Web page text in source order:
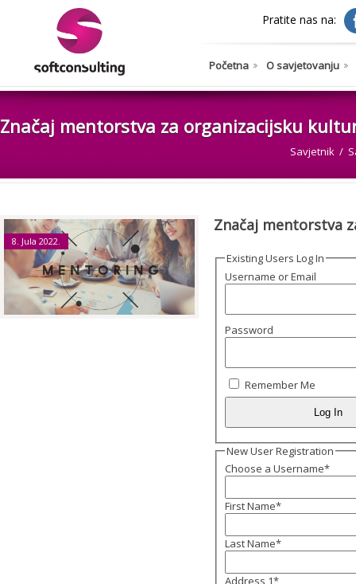
Pratite nas na:
Početna O savjetovanju
Značaj mentorstva za organizacijsku
Savjetnik
8. Jula 2022.
Značaj mentorstva
Existing Users Log In
Username or Email
Password
Remember Me
New User Registration
Choose a Username*
First Name*
Last Name*
Address 1*